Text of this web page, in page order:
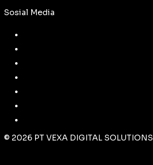
Sosial Media
© 2026 PT VEXA DIGITAL SOLUTIONS